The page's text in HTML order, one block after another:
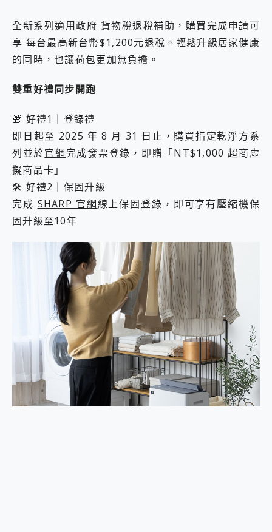
全新系列適用政府 貨物稅退稅補助，購買完成申請可
享 每台最高新台幣$1,200元退稅。輕鬆升級居家健康
的同時，也讓荷包更加無負擔。
雙重好禮同步開跑
🎁 好禮1｜登錄禮
即日起至 2025 年 8 月 31 日止，購買指定乾淨方系
列並於官網完成發票登錄，即贈「NT$1,000 超商虛
擬商品卡」
🛠️ 好禮2｜保固升級
完成 SHARP 官網線上保固登錄，即可享有壓縮機保
固升級至10年